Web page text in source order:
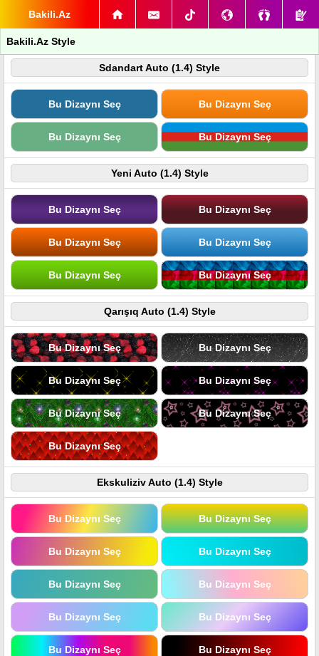
Bakili.Az
Bakili.Az Style
Sdandart Auto (1.4) Style
Bu Dizaynı Seç Bu Dizaynı Seç
Bu Dizaynı Seç Bu Dizaynı Seç
Yeni Auto (1.4) Style
Bu Dizaynı Seç Bu Dizaynı Seç
Bu Dizaynı Seç Bu Dizaynı Seç
Bu Dizaynı Seç Bu Dizaynı Seç
Qarışıq Auto (1.4) Style
Bu Dizaynı Seç Bu Dizaynı Seç
Bu Dizaynı Seç Bu Dizaynı Seç
Bu Dizaynı Seç Bu Dizaynı Seç
Bu Dizaynı Seç
Ekskuliziv Auto (1.4) Style
Bu Dizaynı Seç Bu Dizaynı Seç
Bu Dizaynı Seç Bu Dizaynı Seç
Bu Dizaynı Seç Bu Dizaynı Seç
Bu Dizaynı Seç Bu Dizaynı Seç
Bu Dizaynı Seç Bu Dizaynı Seç